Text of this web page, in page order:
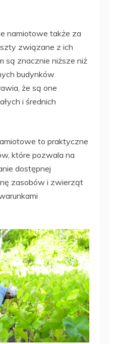
namiotowe także za
związane z ich
są znacznie niższe niż
budynków
że są one
i średnich
to praktyczne
które pozwala na
dostępnej
zasobów i zwierząt